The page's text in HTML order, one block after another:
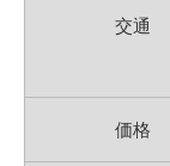
交通
価格